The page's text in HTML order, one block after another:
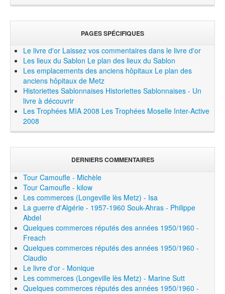
PAGES SPÉCIFIQUES
Le livre d'or Laissez vos commentaires dans le livre d'or
Les lieux du Sablon Le plan des lieux du Sablon
Les emplacements des anciens hôpitaux Le plan des
anciens hôpitaux de Metz
Historiettes Sablonnaises Historiettes Sablonnaises - Un
livre à découvrir
Les Trophées MIA 2008 Les Trophées Moselle Inter-Active
2008
DERNIERS COMMENTAIRES
Tour Camoufle - Michèle
Tour Camoufle - kilow
Les commerces (Longeville lès Metz) - Isa
La guerre d'Algérie - 1957-1960 Souk-Ahras - Philippe
Abdel
Quelques commerces réputés des années 1950/1960 -
Freach
Quelques commerces réputés des années 1950/1960 -
Claudio
Le livre d'or - Monique
Les commerces (Longeville lès Metz) - Marine Sutt
Quelques commerces réputés des années 1950/1960 -